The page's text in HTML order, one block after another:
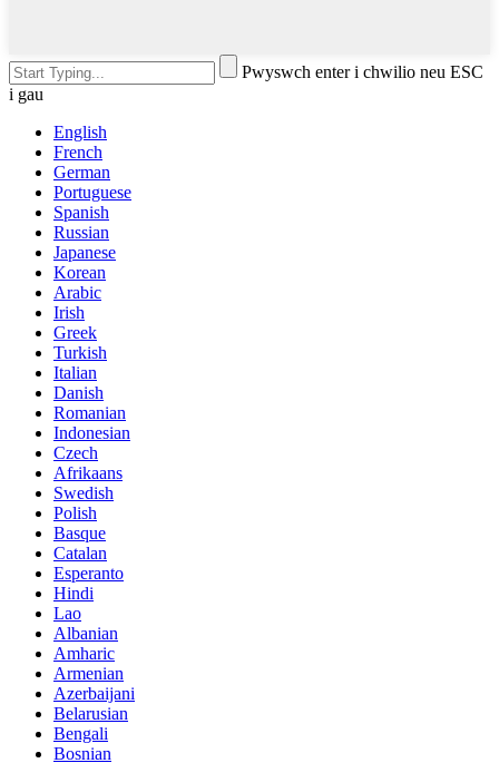
Pwyswch enter i chwilio neu ESC
i gau
English
French
German
Portuguese
Spanish
Russian
Japanese
Korean
Arabic
Irish
Greek
Turkish
Italian
Danish
Romanian
Indonesian
Czech
Afrikaans
Swedish
Polish
Basque
Catalan
Esperanto
Hindi
Lao
Albanian
Amharic
Armenian
Azerbaijani
Belarusian
Bengali
Bosnian